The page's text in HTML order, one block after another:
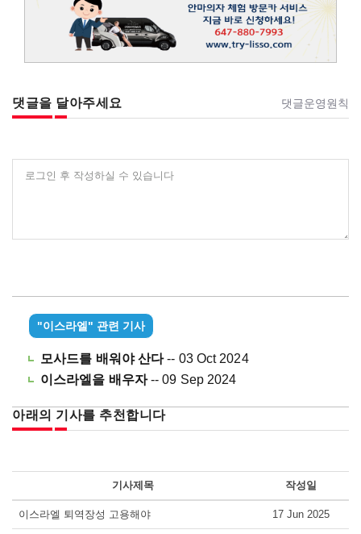
댓글을 달아주세요 댓글운영원칙
로그인 후 작성하실 수 있습니다
"이스라엘" 관련 기사
모사드를 배워야 산다-- 03 Oct 2024
이스라엘을 배우자-- 09 Sep 2024
아래의 기사를 추천합니다
기사제목 작성일
이스라엘 퇴역장성 고용해야 17 Jun 2025